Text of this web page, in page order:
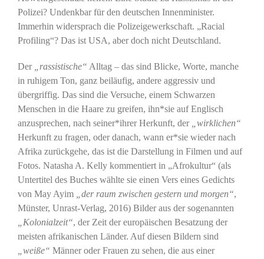
Polizei? Undenkbar für den deutschen Innenminister.
Immerhin widersprach die Polizeigewerkschaft. „Racial
Profiling“? Das ist USA, aber doch nicht Deutschland.
Der „rassistische“ Alltag – das sind Blicke, Worte, manche
in ruhigem Ton, ganz beiläufig, andere aggressiv und
übergriffig. Das sind die Versuche, einem Schwarzen
Menschen in die Haare zu greifen, ihn*sie auf Englisch
anzusprechen, nach seiner*ihrer Herkunft, der
„wirklichen“
Herkunft zu fragen, oder danach, wann er*sie wieder nach
Afrika zurückgehe, das ist die Darstellung in Filmen und auf
Fotos. Natasha A. Kelly kommentiert in „Afrokultur“ (als
Untertitel des Buches wählte sie einen Vers eines Gedichts
von May Ayim
„der raum zwischen gestern und morgen“,
Münster, Unrast-Verlag, 2016) Bilder aus der sogenannten
„Kolonialzeit“, der Zeit der europäischen Besatzung der
meisten afrikanischen Länder. Auf diesen Bildern sind
„weiße“ Männer oder Frauen zu sehen, die aus einer